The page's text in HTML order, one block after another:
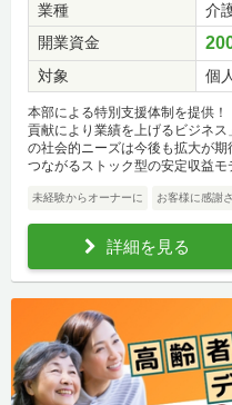
業種
介
開業資金
対象 個
本部による特別支援体制を提供
貢献により業績を上げるビジネス
の社会的ニーズは今後も拡大が
つながるストック型の安定収益モ
未経験からオーナーに お客様に感謝
詳細を見る